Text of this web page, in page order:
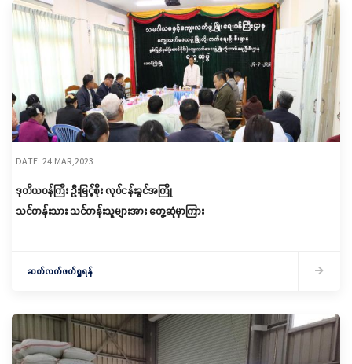
DATE: 24 MAR,2023
ဒုတိယဝန်ကြီး ဦးမြင့်စိုး လုပ်ငန်းခွင်အကြို
သင်တန်းသား သင်တန်းသူများအား တွေ့ဆုံမှာကြား
ဆက်လက်ဖတ်ရှုရန်